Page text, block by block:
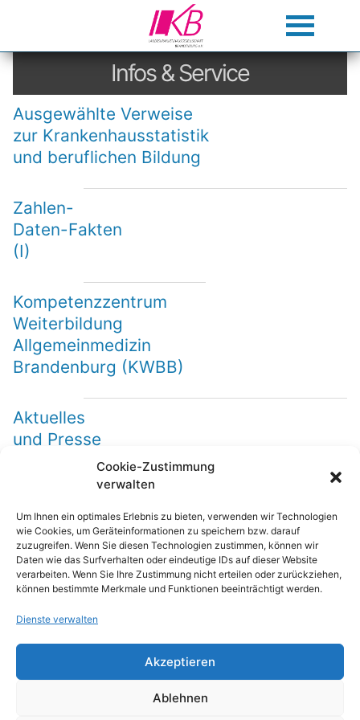
Cookie-Zustimmung
verwalten
Um Ihnen ein optimales Erlebnis zu bieten, verwenden wir Technologien
wie Cookies, um Geräteinformationen zu speichern bzw. darauf
zuzugreifen. Wenn Sie diesen Technologien zustimmen, können wir
Daten wie das Surfverhalten oder eindeutige IDs auf dieser Website
verarbeiten. Wenn Sie Ihre Zustimmung nicht erteilen oder zurückziehen,
können bestimmte Merkmale und Funktionen beeinträchtigt werden.
Dienste verwalten
Akzeptieren
Ablehnen
Infos & Service
Ausgewählte Verweise
zur Krankenhausstatistik
und beruflichen Bildung
Zahlen-
Daten-Fakten
(I)
Kompetenzzentrum
Weiterbildung
Allgemeinmedizin
Brandenburg (KWBB)
Aktuelles
und Presse
Ambulante
spezialfachärztliche
Versorgung (ASV)
Disease-Management-
Zweitmeinungsverfahren
(Zm-RL)